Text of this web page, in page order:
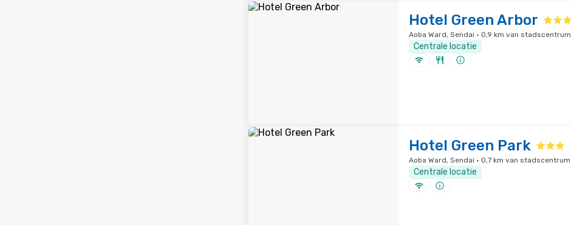
Hotel Green Arbor
Aoba Ward, Sendai · 0,9 km van stadscentrum
Centrale locatie
Hotel Green Park
Aoba Ward, Sendai · 0,7 km van stadscentrum
Centrale locatie